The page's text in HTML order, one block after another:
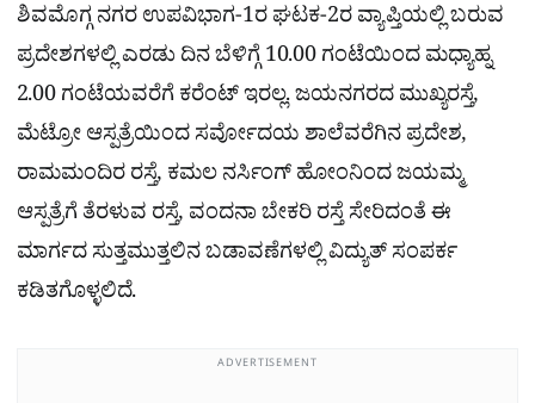
ಶಿವಮೊಗ್ಗ ನಗರ ಉಪವಿಭಾಗ-1ರ ಘಟಕ-2ರ ವ್ಯಾಪ್ತಿಯಲ್ಲಿ ಬರುವ
ಪ್ರದೇಶಗಳಲ್ಲಿ ಎರಡು ದಿನ ಬೆಳಿಗ್ಗೆ 10.00 ಗಂಟೆಯಿಂದ ಮಧ್ಯಾಹ್ನ
2.00 ಗಂಟೆಯವರೆಗೆ ಕರೆಂಟ್ ಇರಲ್ಲ. ಜಯನಗರದ ಮುಖ್ಯರಸ್ತೆ,
ಮೆಟ್ರೋ ಆಸ್ಪತ್ರೆಯಿಂದ ಸರ್ವೋದಯ ಶಾಲೆವರೆಗಿನ ಪ್ರದೇಶ,
ರಾಮಮಂದಿರ ರಸ್ತೆ, ಕಮಲ ನರ್ಸಿಂಗ್ ಹೋಂನಿಂದ ಜಯಮ್ಮ
ಆಸ್ಪತ್ರೆಗೆ ತೆರಳುವ ರಸ್ತೆ, ವಂದನಾ ಬೇಕರಿ ರಸ್ತೆ ಸೇರಿದಂತೆ ಈ
ಮಾರ್ಗದ ಸುತ್ತಮುತ್ತಲಿನ ಬಡಾವಣೆಗಳಲ್ಲಿ ವಿದ್ಯುತ್ ಸಂಪರ್ಕ
ಕಡಿತಗೊಳ್ಳಲಿದೆ.
ADVERTISEMENT